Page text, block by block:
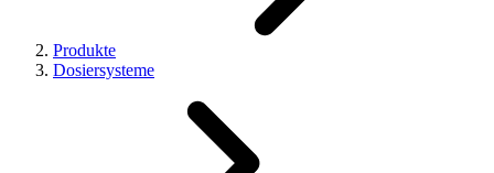
Produkte
Dosiersysteme